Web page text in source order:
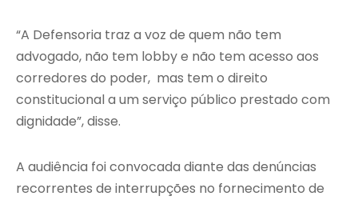
“A Defensoria traz a voz de quem não tem
advogado, não tem lobby e não tem acesso aos
corredores do poder, mas tem o direito
constitucional a um serviço público prestado com
dignidade”, disse.
A audiência foi convocada diante das denúncias
recorrentes de interrupções no fornecimento de